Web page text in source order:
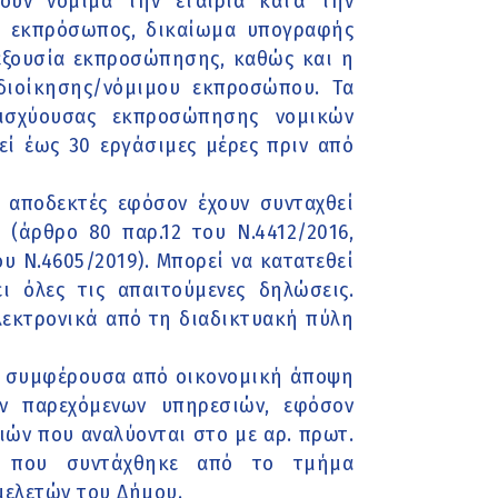
εκπρόσωπος, δικαίωμα υπογραφής
εκπροσώπησης, καθώς και η
νόμιμου εκπροσώπου. Τα
εκπροσώπησης νομικών
έως 30 εργάσιμες μέρες πριν από
αποδεκτές εφόσον έχουν συνταχθεί
80 παρ.12 του Ν.4412/2016,
2019). Μπορεί να κατατεθεί
τις απαιτούμενες δηλώσεις.
από τη διαδικτυακή πύλη
συμφέρουσα από οικονομική άποψη
υπηρεσιών, εφόσον
που αναλύονται στο με αρ. πρωτ.
που συντάχθηκε από το τμήμα
του Δήμου.